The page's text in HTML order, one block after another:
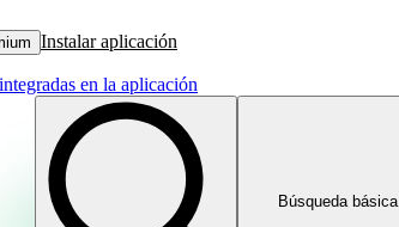
Instalar aplicación
en la aplicación
Búsqueda básica